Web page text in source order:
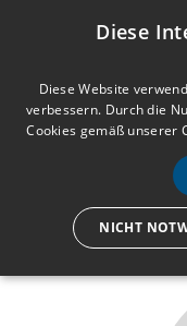
Wir lassen nur die
Diese
Diese Website
verbessern. Durch die
Cookies gemäß unserer
NICHT